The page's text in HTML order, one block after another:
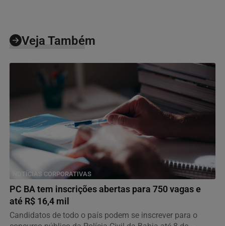
Veja Também
NOTÍCIAS CORPORATIVAS
PC BA tem inscrições abertas para 750 vagas e
até R$ 16,4 mil
Candidatos de todo o país podem se inscrever para o